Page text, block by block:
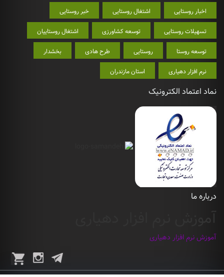
اخبار روستایی اشتغال روستایی خبر روستایی
تسهیلات روستایی توسعه کشاورزی اشتغال روستاییان
توسعه روستا روستایی طرح هادی بخشدار
نرم افزار دهیاری استان مازندران
نماد اعتماد الکترونیک
درباره ما
آموزش نرم افزار دهیاری